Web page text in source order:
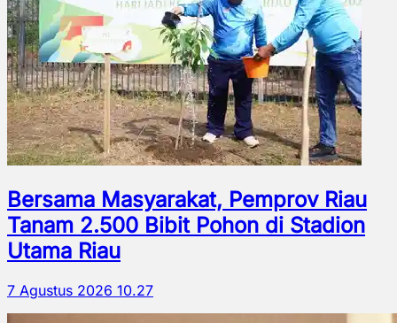
Bersama Masyarakat, Pemprov Riau
Tanam 2.500 Bibit Pohon di Stadion
Utama Riau
7 Agustus 2026 10.27